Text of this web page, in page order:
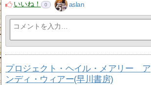
いいね！
0 aslan
プロジェクト・ヘイル・メアリー ア
ンディ・ウィアー(早川書房)